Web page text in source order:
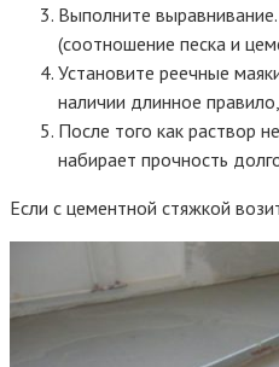
Выполните
(соотношение песка и
Установите реечные
наличии длинное
После того как раствор
набирает прочность
Если с цементной стяжкой